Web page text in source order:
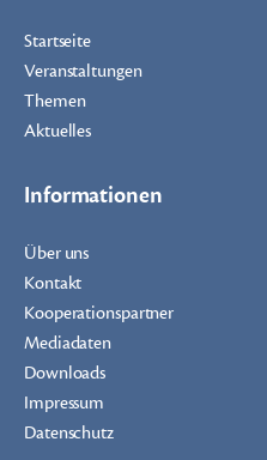
Startseite
Veranstaltungen
Themen
Aktuelles
Informationen
Über uns
Kontakt
Kooperationspartner
Mediadaten
Downloads
Impressum
Datenschutz